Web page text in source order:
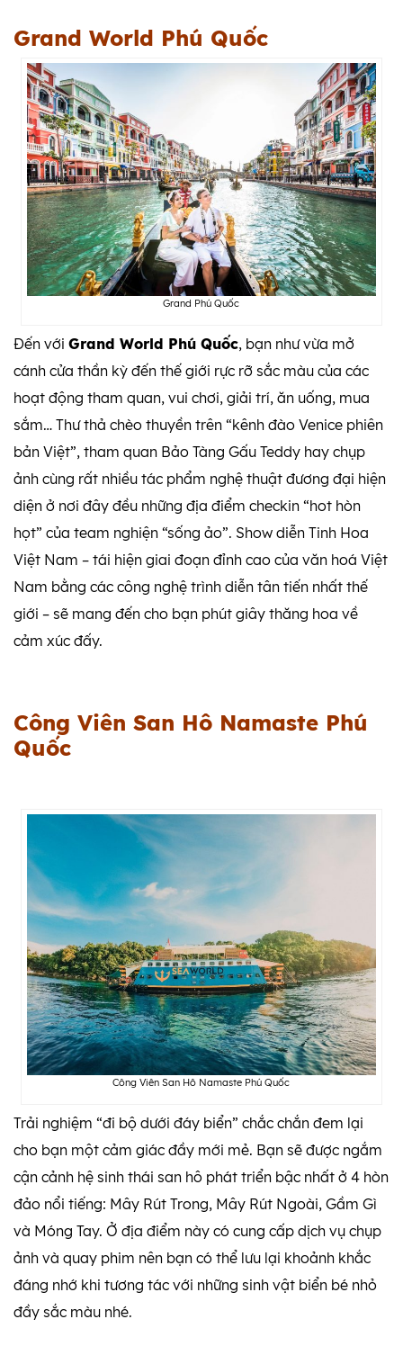
Grand World Phú Quốc
Grand Phú Quốc
Đến với Grand World Phú Quốc, bạn như vừa mở
cánh cửa thần kỳ đến thế giới rực rỡ sắc màu của các
hoạt động tham quan, vui chơi, giải trí, ăn uống, mua
sắm… Thư thả chèo thuyền trên “kênh đào Venice phiên
bản Việt”, tham quan Bảo Tàng Gấu Teddy hay chụp
ảnh cùng rất nhiều tác phẩm nghệ thuật đương đại hiện
diện ở nơi đây đều những địa điểm checkin “hot hòn
họt” của team nghiện “sống ảo”. Show diễn Tinh Hoa
Việt Nam – tái hiện giai đoạn đỉnh cao của văn hoá Việt
Nam bằng các công nghệ trình diễn tân tiến nhất thế
giới – sẽ mang đến cho bạn phút giây thăng hoa về
cảm xúc đấy.
Công Viên San Hô Namaste Phú
Quốc
Công Viên San Hô Namaste Phú Quốc
Trải nghiệm “đi bộ dưới đáy biển” chắc chắn đem lại
cho bạn một cảm giác đầy mới mẻ. Bạn sẽ được ngắm
cận cảnh hệ sinh thái san hô phát triển bậc nhất ở 4 hòn
đảo nổi tiếng: Mây Rút Trong, Mây Rút Ngoài, Gầm Gì
và Móng Tay. Ở địa điểm này có cung cấp dịch vụ chụp
ảnh và quay phim nên bạn có thể lưu lại khoảnh khắc
đáng nhớ khi tương tác với những sinh vật biển bé nhỏ
đầy sắc màu nhé.